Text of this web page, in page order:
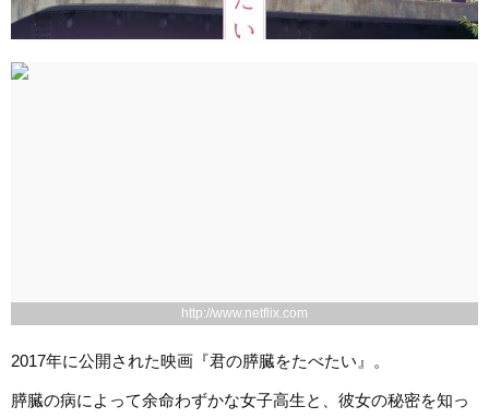
http://www.netflix.com
2017年に公開された映画『君の膵臓をたべたい』。
膵臓の病によって余命わずかな女子高生と、彼女の秘密を知っ